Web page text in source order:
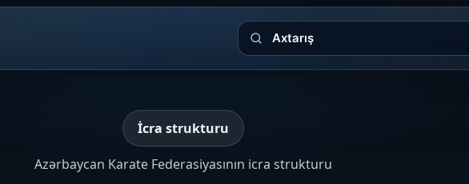
Axtarış
İcra strukturu
Azərbaycan Karate Federasiyasının icra strukturu